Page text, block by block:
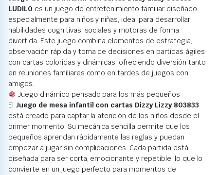
LUDILO es un juego de entretenimiento familiar diseñado
especialmente para niños y niñas, ideal para desarrollar
habilidades cognitivas, sociales y motoras de forma
divertida. Este juego combina elementos de estrategia,
observación rápida y toma de decisiones en partidas ágiles
con cartas coloridas y dinámicas, ofreciendo diversión tanto
en reuniones familiares como en tardes de juegos con
amigos.
Juego dinámico pensado para los más pequeños
El Juego de mesa infantil con cartas Dizzy Lizzy 803833
está creado para captar la atención de los niños desde el
primer momento. Su mecánica sencilla permite que los
pequeños aprendan rápidamente las reglas y puedan
empezar a jugar sin complicaciones. Cada partida está
diseñada para ser corta, emocionante y repetible, lo que lo
convierte en un juego perfecto para momentos de